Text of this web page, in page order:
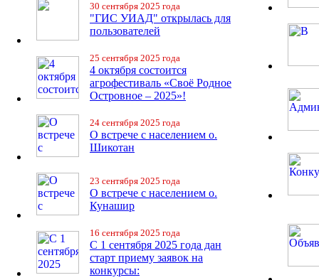
30 сентября 2025 года
"ГИС УИАД" открылась для
пользователей
25 сентября 2025 года
4 октября состоится
агрофестиваль «Своё Родное
Островное – 2025»!
24 сентября 2025 года
О встрече с населением о.
Шикотан
23 сентября 2025 года
О встрече с населением о.
Кунашир
16 сентября 2025 года
С 1 сентября 2025 года дан
старт приему заявок на
конкурсы: